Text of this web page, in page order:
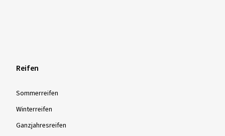
Reifen
Sommer­reifen
Winter­reifen
Ganzjahres­reifen